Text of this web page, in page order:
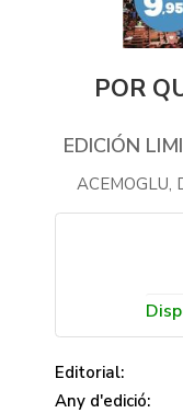
POR
EDICIÓN
ACEMOGLU,
Editorial:
Any d'edició: